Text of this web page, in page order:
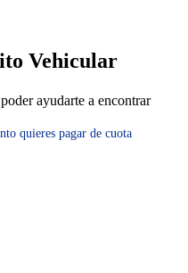
Vehicular
ayudarte a encontrar
quieres pagar de cuota